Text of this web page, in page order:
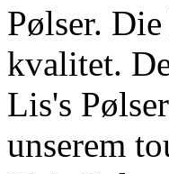
Pølser.
kvalitet.
Lis's
unserem